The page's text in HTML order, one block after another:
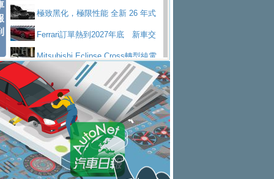
ptain Seat
EV
技的座駕! Ford Territory中型油電休旅
SO Super Great今日在台登場，結合先進安
全輔助科技
ntis四品牌經銷權，全新多品牌旗艦展示中
心開幕啟用
屏東特搜大隊再添新利器 SITRAK
救助器材車買氣不衰、SUZUKI經銷商勇於開啟
全新大店，新北都鈴木占地500坪土城旗艦
展示中心開幕
2025第七屆ISUZU運轉職人挑戰賽
熱血登場 展現極致車技與專業職人精神
H2GP世界總決賽圓滿落幕 台灣團
隊表現精彩淨零減碳指標性應用 純電動水泥預
拌車 消防車除了滅火裝備還需要什麼？
場 續航最高657公里、支援320kW快充
極致黑化，極限性能 全新 26 年式
DEFENDER OCTA BLACK 限量登台
Ferrari訂單熱到2027年底 新車交
付至少得等一年以上
Mitsubishi Eclipse Cross轉型純電
休旅 87kWh電池續航超過600公里
全新BMW 318i Touring豪華旅行車
全台限量200台 進化現型
不等零關稅的紅利，Jeep品牌今日
起展開首批車交車
Volvo EX60 即將叩關，靜肅性、底
盤與數位介面搶先揭露
Audi Q9 將於 2026 年底上市 旗艦
大型 SUV 鎖定七人座豪華市場
BMW攜手漫威電影【蜘蛛人：重生